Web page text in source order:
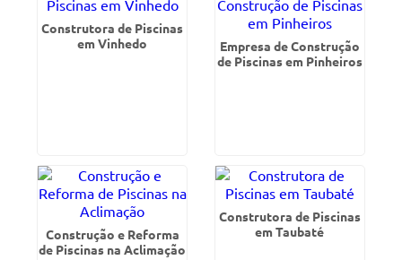
Construtora de Piscinas
em Vinhedo
Empresa de Construção
de Piscinas em Pinheiros
Construção e Reforma
de Piscinas na Aclimação
Construtora de Piscinas
em Taubaté